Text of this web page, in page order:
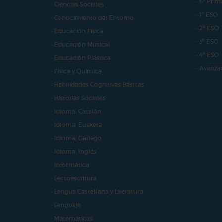
- Ciencias Sociales
- Conocimiento del Entorno
- Educación Física
- Educación Musical
- Educación Plástica
- Física y Química
- Habilidades Cognitivas Básicas
- Historias Sociales
- Idioma: Catalán
- Idioma: Euskera
- Idioma: Gallego
- Idioma: Inglés
- Informática
- Lectoescritura
- Lengua Castellana y Literatura
- Lenguaje
- Matemáticas
- 1º ESO
- 2º ESO
- 3º ESO
- 4º ESO
-